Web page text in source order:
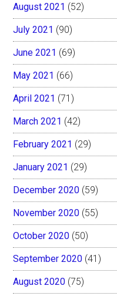
August 2021 (52)
July 2021 (90)
June 2021 (69)
May 2021 (66)
April 2021 (71)
March 2021 (42)
February 2021 (29)
January 2021 (29)
December 2020 (59)
November 2020 (55)
October 2020 (50)
September 2020 (41)
August 2020 (75)